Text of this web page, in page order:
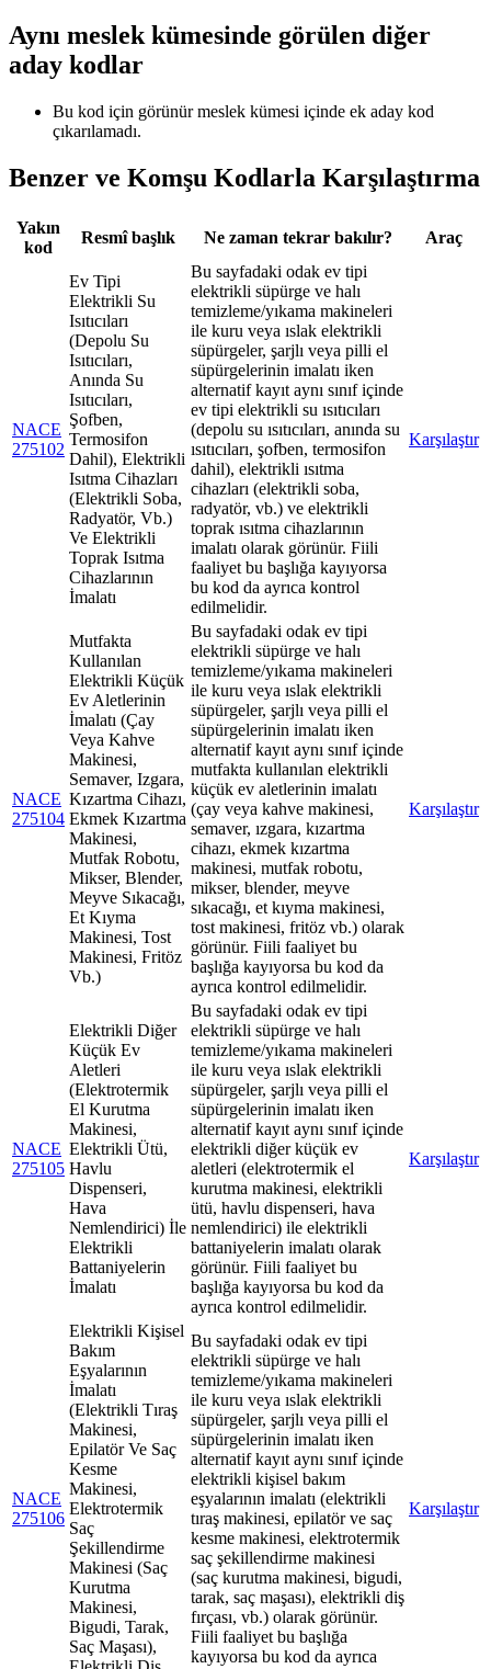
Aynı meslek kümesinde görülen diğer
aday kodlar
Bu kod için görünür meslek kümesi içinde ek aday kod
çıkarılamadı.
Benzer ve Komşu Kodlarla Karşılaştırma
Yakın
kod
Resmî başlık Ne zaman tekrar bakılır? Araç
NACE
275102
Ev Tipi
Elektrikli Su
Isıtıcıları
(Depolu Su
Isıtıcıları,
Anında Su
Isıtıcıları,
Şofben,
Termosifon
Dahil), Elektrikli
Isıtma Cihazları
(Elektrikli Soba,
Radyatör, Vb.)
Ve Elektrikli
Toprak Isıtma
Cihazlarının
İmalatı
Bu sayfadaki odak ev tipi
elektrikli süpürge ve halı
temizleme/yıkama makineleri
ile kuru veya ıslak elektrikli
süpürgeler, şarjlı veya pilli el
süpürgelerinin imalatı iken
alternatif kayıt aynı sınıf içinde
ev tipi elektrikli su ısıtıcıları
(depolu su ısıtıcıları, anında su
ısıtıcıları, şofben, termosifon
dahil), elektrikli ısıtma
cihazları (elektrikli soba,
radyatör, vb.) ve elektrikli
toprak ısıtma cihazlarının
imalatı olarak görünür. Fiili
faaliyet bu başlığa kayıyorsa
bu kod da ayrıca kontrol
edilmelidir.
Karşılaştır
NACE
275104
Mutfakta
Kullanılan
Elektrikli Küçük
Ev Aletlerinin
İmalatı (Çay
Veya Kahve
Makinesi,
Semaver, Izgara,
Kızartma Cihazı,
Ekmek Kızartma
Makinesi,
Mutfak Robotu,
Mikser, Blender,
Meyve Sıkacağı,
Et Kıyma
Makinesi, Tost
Makinesi, Fritöz
Vb.)
Bu sayfadaki odak ev tipi
elektrikli süpürge ve halı
temizleme/yıkama makineleri
ile kuru veya ıslak elektrikli
süpürgeler, şarjlı veya pilli el
süpürgelerinin imalatı iken
alternatif kayıt aynı sınıf içinde
mutfakta kullanılan elektrikli
küçük ev aletlerinin imalatı
(çay veya kahve makinesi,
semaver, ızgara, kızartma
cihazı, ekmek kızartma
makinesi, mutfak robotu,
mikser, blender, meyve
sıkacağı, et kıyma makinesi,
tost makinesi, fritöz vb.) olarak
görünür. Fiili faaliyet bu
başlığa kayıyorsa bu kod da
ayrıca kontrol edilmelidir.
Karşılaştır
NACE
275105
Elektrikli Diğer
Küçük Ev
Aletleri
(Elektrotermik
El Kurutma
Makinesi,
Elektrikli Ütü,
Havlu
Dispenseri,
Hava
Nemlendirici) İle
Elektrikli
Battaniyelerin
İmalatı
Bu sayfadaki odak ev tipi
elektrikli süpürge ve halı
temizleme/yıkama makineleri
ile kuru veya ıslak elektrikli
süpürgeler, şarjlı veya pilli el
süpürgelerinin imalatı iken
alternatif kayıt aynı sınıf içinde
elektrikli diğer küçük ev
aletleri (elektrotermik el
kurutma makinesi, elektrikli
ütü, havlu dispenseri, hava
nemlendirici) ile elektrikli
battaniyelerin imalatı olarak
görünür. Fiili faaliyet bu
başlığa kayıyorsa bu kod da
ayrıca kontrol edilmelidir.
Karşılaştır
NACE
275106
Elektrikli Kişisel
Bakım
Eşyalarının
İmalatı
(Elektrikli Tıraş
Makinesi,
Epilatör Ve Saç
Kesme
Makinesi,
Elektrotermik
Saç
Şekillendirme
Makinesi (Saç
Kurutma
Makinesi,
Bigudi, Tarak,
Saç Maşası),
Bu sayfadaki odak ev tipi
elektrikli süpürge ve halı
temizleme/yıkama makineleri
ile kuru veya ıslak elektrikli
süpürgeler, şarjlı veya pilli el
süpürgelerinin imalatı iken
alternatif kayıt aynı sınıf içinde
elektrikli kişisel bakım
eşyalarının imalatı (elektrikli
tıraş makinesi, epilatör ve saç
kesme makinesi, elektrotermik
saç şekillendirme makinesi
(saç kurutma makinesi, bigudi,
tarak, saç maşası), elektrikli diş
fırçası, vb.) olarak görünür.
Fiili faaliyet bu başlığa
kayıyorsa bu kod da ayrıca
Karşılaştır